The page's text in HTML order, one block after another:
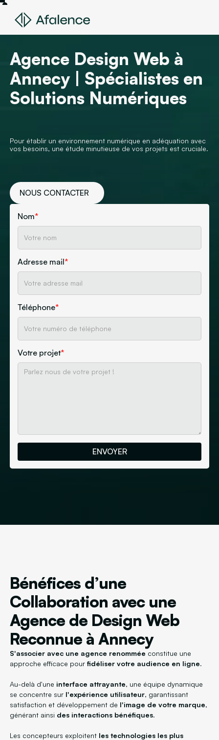
Agence Design Web à
Annecy | Spécialistes en
Solutions Numériques
Pour établir un environnement numérique en adéquation avec
vos besoins, une étude minutieuse de vos projets est cruciale.
NOUS CONTACTER
Nom*
Adresse mail*
Téléphone*
Votre projet*
Bénéfices d’une
Collaboration avec une
Agence de Design Web
Reconnue à Annecy
S'associer avec une agence renommée constitue une
approche efficace pour fidéliser votre audience en ligne.
Au-delà d'une interface attrayante, une équipe dynamique
se concentre sur l'expérience utilisateur, garantissant
satisfaction et développement de l'image de votre marque,
générant ainsi des interactions bénéfiques.
Les concepteurs exploitent les technologies les plus